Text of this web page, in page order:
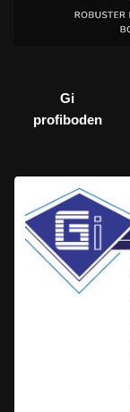
Gi
profiboden